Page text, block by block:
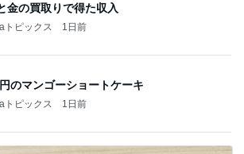
金の買取りで得た収入
トピックス 1日前
のマンゴーショートケーキ
トピックス 1日前